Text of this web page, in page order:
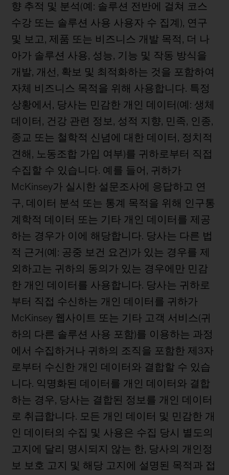
향 추적 및 분석(예: 솔루션 전반에 걸쳐 코스
수강 또는 솔루션 사용 사용자 수 집계), 연구
및 보고, 제품 또는 비즈니스 개발 목적, 더 나
아가 솔루션 사용, 성능, 기능 및 작동 방식을
개발, 개선, 확보 및 최적화하는 것을 포함하여
자체 비즈니스 목적을 위해 사용합니다. 특정
상황에서, 당사는 민감한 개인 데이터(예: 생체
데이터, 건강 관련 정보, 성적 지향, 민족, 인종,
종교 또는 철학적 신념에 대한 데이터, 정치적
견해, 노동조합 가입 여부)를 귀하로부터 직접
수집할 수 있습니다. 예를 들어, 귀하가
McKinsey가 실시한 설문조사에 응답하고 연
구, 데이터 분석 또는 통계 목적을 위해 인구통
계학적 데이터 또는 기타 개인 데이터를 제공
하는 경우가 이에 해당합니다. 당사는 다른 법
적 근거(예: 공중 보건 요건)가 있는 경우를 제
외하고는 귀하의 동의가 있는 경우에만 민감
한 개인 데이터를 사용합니다. 당사는 귀하로
부터 직접 수신하는 개인 데이터를 귀하가
McKinsey 웹사이트 또는 기타 고객 서비스(귀
하의 다른 솔루션 사용 포함)를 이용하는 과정
에서 수집하거나 귀하의 조직을 포함한 제3자
로부터 수신한 개인 데이터와 결합할 수 있습
니다. 익명화된 데이터를 개인 데이터와 결합
하는 경우, 당사는 결합된 정보를 개인 데이터
로 취급합니다. 모든 개인 데이터 및 민감한 개
인 데이터의 수집 및 사용은 수집 당시 별도의
고지에 달리 명시되지 않는 한, 당사의 개인정
보 보호 고지 및 해당 고지에 설명된 목적과 접